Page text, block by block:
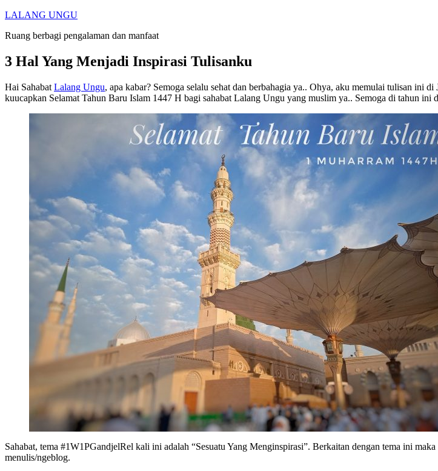
Skip
content
LALANG UNGU
Ruang berbagi pengalaman dan manfaat
3 Hal Yang Menjadi Inspirasi Tulisanku
Hai Sahabat Lalang Ungu, apa kabar? Semoga selalu sehat dan berbahagia ya.. Ohya, aku memulai tulisan ini
kuucapkan Selamat Tahun Baru Islam 1447 H bagi sahabat Lalang Ungu yang muslim ya.. Semoga di tahun ini
Sahabat, tema #1W1PGandjelRel kali ini adalah “Sesuatu Yang Menginspirasi”. Berkaitan dengan tema ini
menulis/ngeblog.